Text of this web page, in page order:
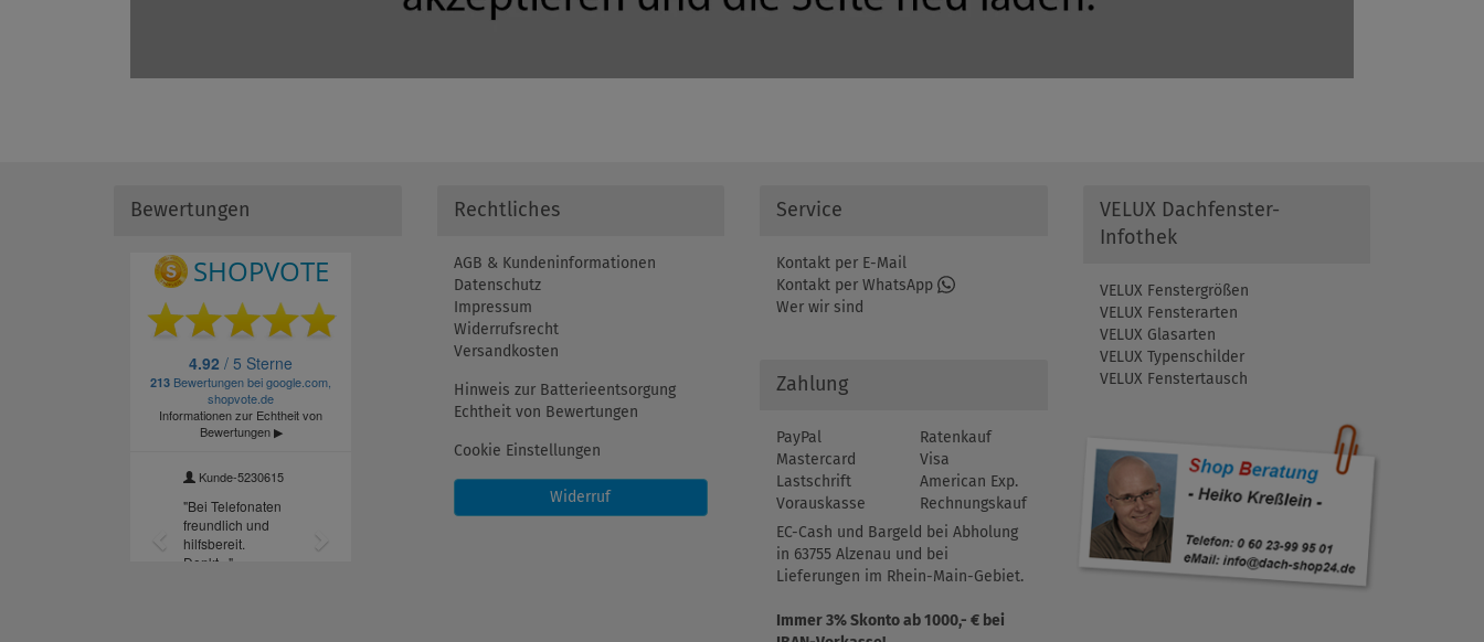
Bewertungen Rechtliches
AGB & Kundeninformationen
Datenschutz
Impressum
Widerrufsrecht
Versandkosten
Hinweis zur Batterieentsorgung
Echtheit von Bewertungen
Cookie Einstellungen
Widerruf
Service
Kontakt per E-Mail
Kontakt per WhatsApp
Wer wir sind
Zahlung
PayPal
Ratenkauf
Mastercard
Visa
Lastschrift
American Exp.
Vorauskasse
Rechnungskauf
EC-Cash und Bargeld bei Abholung
in 63755 Alzenau und bei
Lieferungen im Rhein-Main-Gebiet.
Immer 3% Skonto ab 1000,- € bei
VELUX Dachfenster-
Infothek
VELUX Fenstergrößen
VELUX Fensterarten
VELUX Glasarten
VELUX Typenschilder
VELUX Fenstertausch